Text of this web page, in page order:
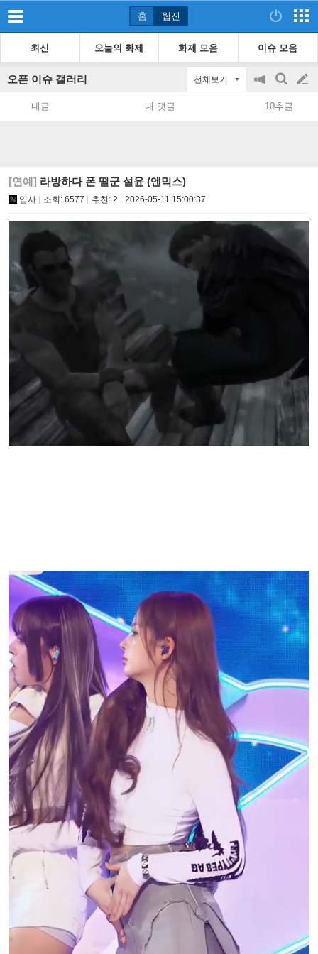
홈 웹진
최신 오늘의 화제 화제 모음 이슈 모음
오픈 이슈 갤러리 전체보기
공
지
on/off
검
색
글
쓰
내글 내 댓글 10추글
[연예] 라방하다 폰 떨군 설윤 (엔믹스)
입사 조회: 6577 추천: 2 2026-05-11 15:00:37